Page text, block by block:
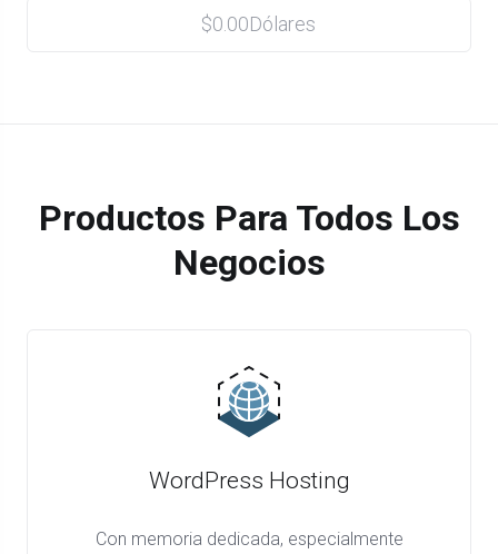
$0.00Dólares
Productos Para Todos Los
Negocios
WordPress Hosting
Con memoria dedicada, especialmente